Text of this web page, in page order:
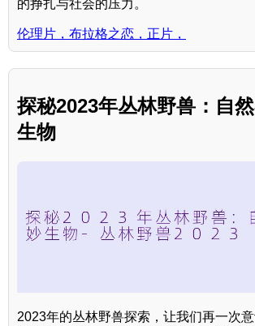
的挣扎与社会的压力。
伦理片，布拉格之恋，正片，
探秘2023年丛林野兽：自
生物
2023年的丛林野兽探索，让我们再一次